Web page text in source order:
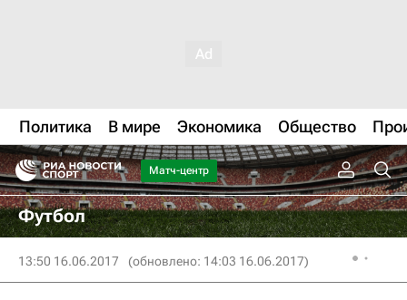
Политика В мире Экономика Общество
Матч-центр
Футбол
13:50 16.06.2017 (обновлено: 14:03 16.06.2017)